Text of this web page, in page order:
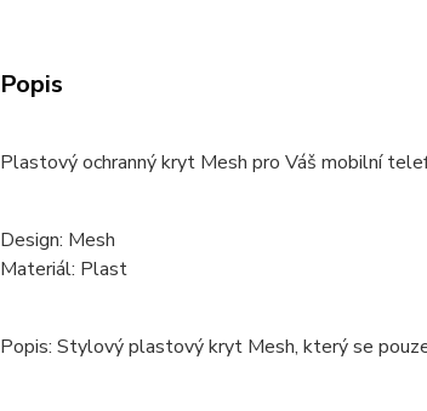
Popis
Plastový ochranný kryt Mesh pro Váš mobilní
Design: Mesh
Materiál: Plast
Popis: Stylový plastový kryt Mesh, který se